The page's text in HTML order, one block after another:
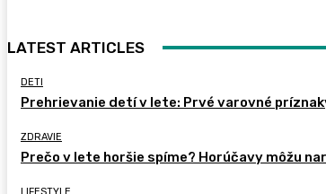
LATEST ARTICLES
DETI
Prehrievanie detí v lete: Prvé varovné
ZDRAVIE
Prečo v lete horšie spíme? Horúčavy môžu